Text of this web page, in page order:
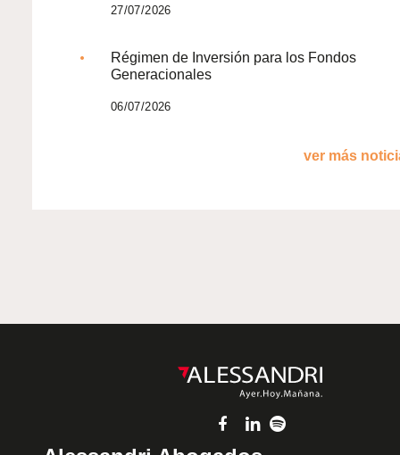
27/07/2026
Régimen de Inversión para los Fondos
Generacionales
06/07/2026
ver más